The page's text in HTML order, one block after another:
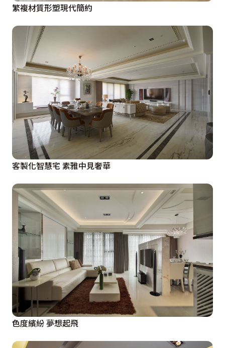
繁複材質形塑現代簡約
客製化智慧宅 素雅中見奢華
色度繽紛 夢想起飛